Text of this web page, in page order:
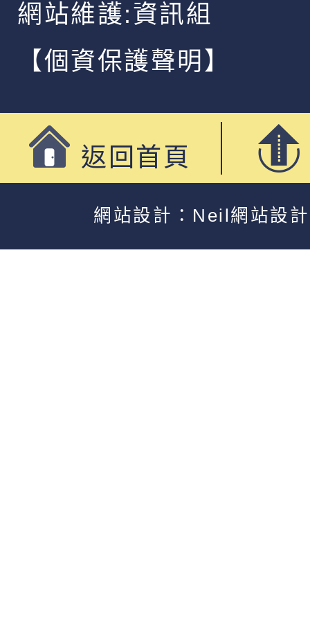
網站維護:資訊組
【個資保護聲明】
返回首頁
網站設計：Neil網站設